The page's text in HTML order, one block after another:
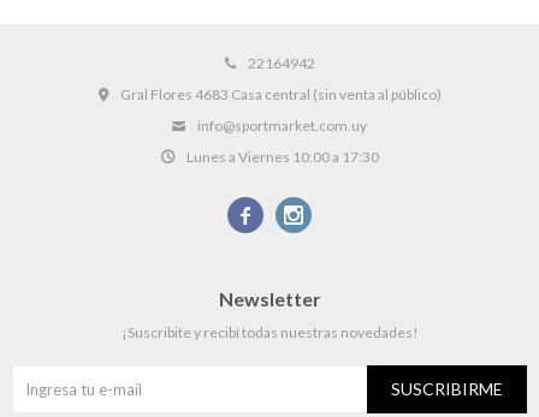
22164942
Gral Flores 4683 Casa central (sin venta al público)
info@sportmarket.com.uy
Lunes a Viernes 10:00 a 17:30
 
Newsletter
¡Suscribite y recibí todas nuestras novedades!
SUSCRIBIRME